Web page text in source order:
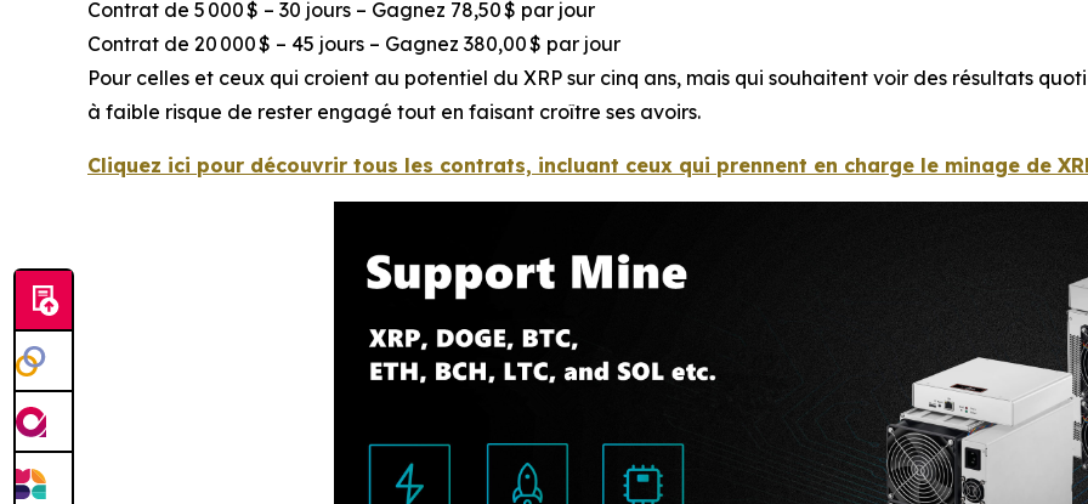
Contrat de 5 000 $ – 30 jours – Gagnez 78,50 $ par jour
Contrat de 20 000 $ – 45 jours – Gagnez 380,00 $ par jour
Pour celles et ceux qui croient au potentiel du XRP sur cinq ans, mais qui souhaitent voir des résultats
à faible risque de rester engagé tout en faisant croître ses avoirs.
Cliquez ici pour découvrir tous les contrats, incluant ceux qui prennent en charge le minage de